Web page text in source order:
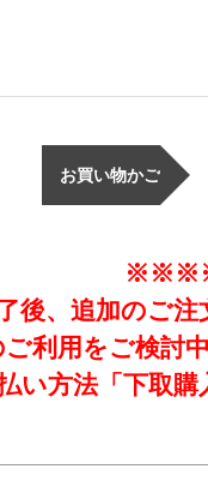
お買い物かご
後、追加のご
利用をご検討
い方法「下取購